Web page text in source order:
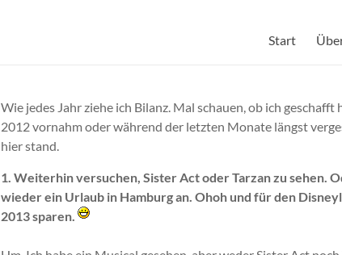
Start
Wie jedes Jahr ziehe ich Bilanz. Mal schauen, ob ich geschafft
2012 vornahm oder während der letzten Monate längst
hier stand.
1. Weiterhin versuchen, Sister Act oder Tarzan zu sehen.
wieder ein Urlaub in Hamburg an. Ohoh und für den
2013 sparen.